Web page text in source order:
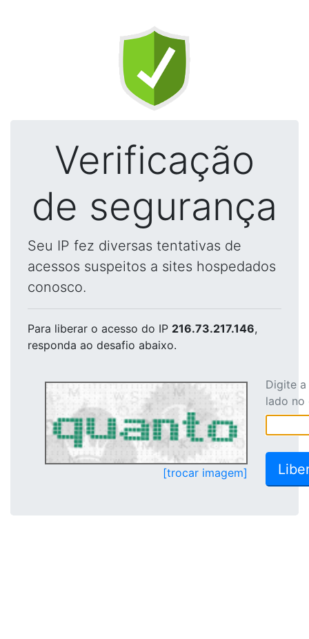
Verificação
de segurança
Seu IP fez diversas tentativas de
acessos suspeitos a sites hospedados
conosco.
Para liberar o acesso do IP 216.73.217.146,
responda ao desafio abaixo.
[trocar imagem]
Digite
lado no